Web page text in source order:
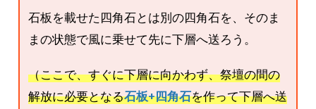
石板を載せた四角石とは別の四角石を、そのま
まの状態で風に乗せて先に下層へ送ろう。
（ここで、すぐに下層に向かわず、祭壇の間の
解放に必要となる石板+四角石を作って下層へ送